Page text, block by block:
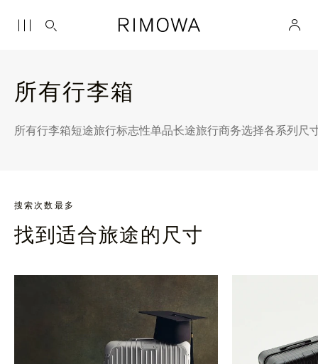
所有行李箱
所有行李箱短途旅行标志性单品长途旅行商务选择各系列尺
搜索次数最多
找到适合旅途的尺寸